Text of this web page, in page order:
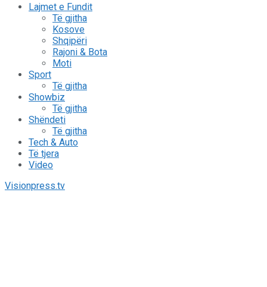
Lajmet e Fundit
Të gjitha
Kosove
Shqipëri
Rajoni & Bota
Moti
Sport
Të gjitha
Showbiz
Të gjitha
Shëndeti
Të gjitha
Tech & Auto
Të tjera
Video
Visionpress.tv